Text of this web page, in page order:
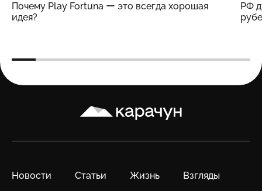
Почему Play Fortuna ー это всегда хорошая
идея?
РФ
Карачун
Новости Статьи Жизнь Взгляды